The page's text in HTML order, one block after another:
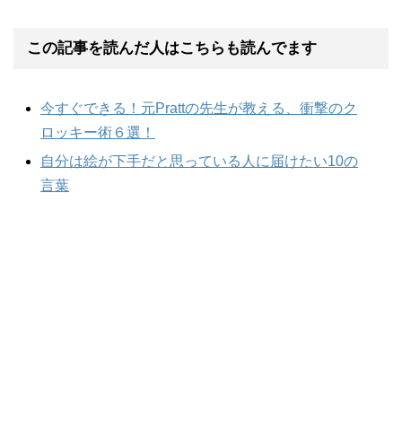
この記事を読んだ人はこちらも読んでます
今すぐできる！元Prattの先生が教える、衝撃のク
ロッキー術６選！
自分は絵が下手だと思っている人に届けたい10の
言葉